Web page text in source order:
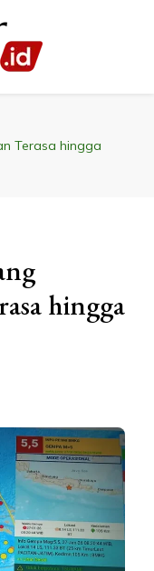
Terasa hingga
hingga